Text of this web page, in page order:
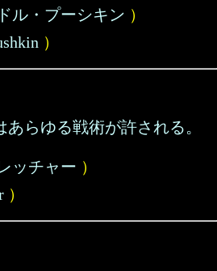
ル・プーシキン ）
）
らゆる戦術が許される。
ッチャー ）
）